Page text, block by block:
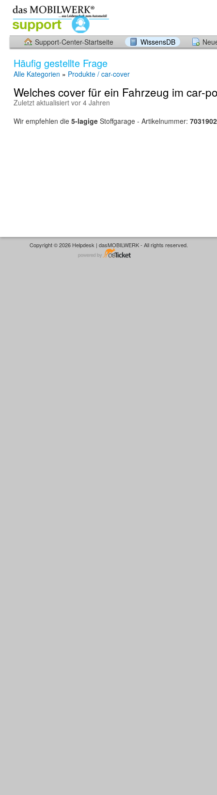
Support-Center-Startseite WissensDB
Häufig gestellte Frage
Alle Kategorien » Produkte / car-cover
Welches cover für ein Fahrzeug im car-
Zuletzt aktualisiert vor 4 Jahren
Wir empfehlen die 5-lagige Stoffgarage - Artikelnummer: 7031902
Copyright © 2026 Helpdesk | dasMOBILWERK - All rights reserved.